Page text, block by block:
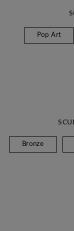
Pop Art
Bronze